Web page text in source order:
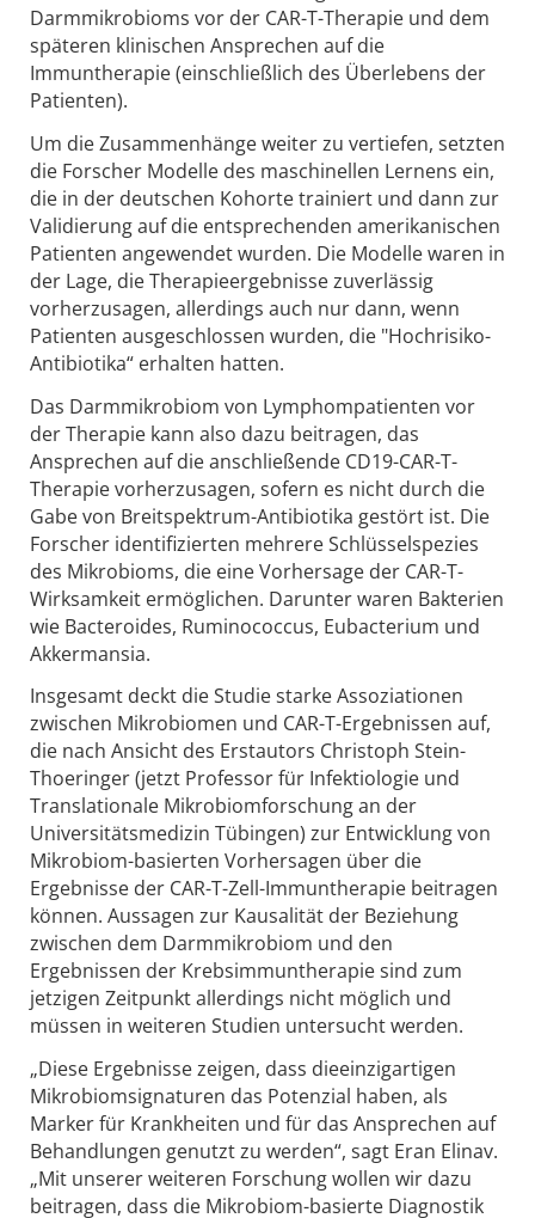
Darmmikrobioms vor der CAR-T-Therapie und dem
späteren klinischen Ansprechen auf die
Immuntherapie (einschließlich des Überlebens der
Patienten).
Um die Zusammenhänge weiter zu vertiefen, setzten
die Forscher Modelle des maschinellen Lernens ein,
die in der deutschen Kohorte trainiert und dann zur
Validierung auf die entsprechenden amerikanischen
Patienten angewendet wurden. Die Modelle waren in
der Lage, die Therapieergebnisse zuverlässig
vorherzusagen, allerdings auch nur dann, wenn
Patienten ausgeschlossen wurden, die "Hochrisiko-
Antibiotika“ erhalten hatten.
Das Darmmikrobiom von Lymphompatienten vor
der Therapie kann also dazu beitragen, das
Ansprechen auf die anschließende CD19-CAR-T-
Therapie vorherzusagen, sofern es nicht durch die
Gabe von Breitspektrum-Antibiotika gestört ist. Die
Forscher identifizierten mehrere Schlüsselspezies
des Mikrobioms, die eine Vorhersage der CAR-T-
Wirksamkeit ermöglichen. Darunter waren Bakterien
wie Bacteroides, Ruminococcus, Eubacterium und
Akkermansia.
Insgesamt deckt die Studie starke Assoziationen
zwischen Mikrobiomen und CAR-T-Ergebnissen auf,
die nach Ansicht des Erstautors Christoph Stein-
Thoeringer (jetzt Professor für Infektiologie und
Translationale Mikrobiomforschung an der
Universitätsmedizin Tübingen) zur Entwicklung von
Mikrobiom-basierten Vorhersagen über die
Ergebnisse der CAR-T-Zell-Immuntherapie beitragen
können. Aussagen zur Kausalität der Beziehung
zwischen dem Darmmikrobiom und den
Ergebnissen der Krebsimmuntherapie sind zum
jetzigen Zeitpunkt allerdings nicht möglich und
müssen in weiteren Studien untersucht werden.
„Diese Ergebnisse zeigen, dass dieeinzigartigen
Mikrobiomsignaturen das Potenzial haben, als
Marker für Krankheiten und für das Ansprechen auf
Behandlungen genutzt zu werden“, sagt Eran Elinav.
„Mit unserer weiteren Forschung wollen wir dazu
beitragen, dass die Mikrobiom-basierte Diagnostik